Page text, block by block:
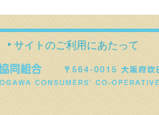
サイトのご利用にあたって